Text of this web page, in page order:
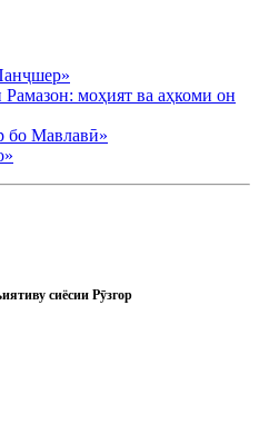
моҳият ва аҳкоми он
бо Мавлавӣ»
сиёсии Рӯзгор